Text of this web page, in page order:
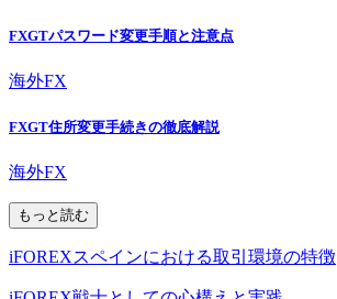
FXGTパスワード変更手順と注意点
海外FX
FXGT住所変更手続きの徹底解説
海外FX
もっと読む
iFOREXスペインにおける取引環境の特徴